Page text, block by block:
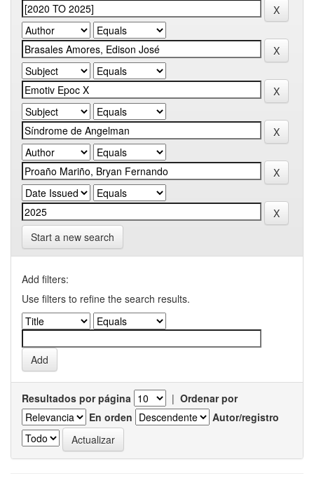
Start a new search
Add filters:
Use filters to refine the search results.
Resultados por página | Ordenar por
En orden
Autor/registro